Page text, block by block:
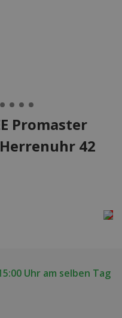
Promaster
42
Uhr am selben Tag